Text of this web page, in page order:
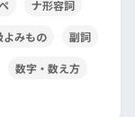
ナ形容詞
よみもの 副詞
数字・数え方